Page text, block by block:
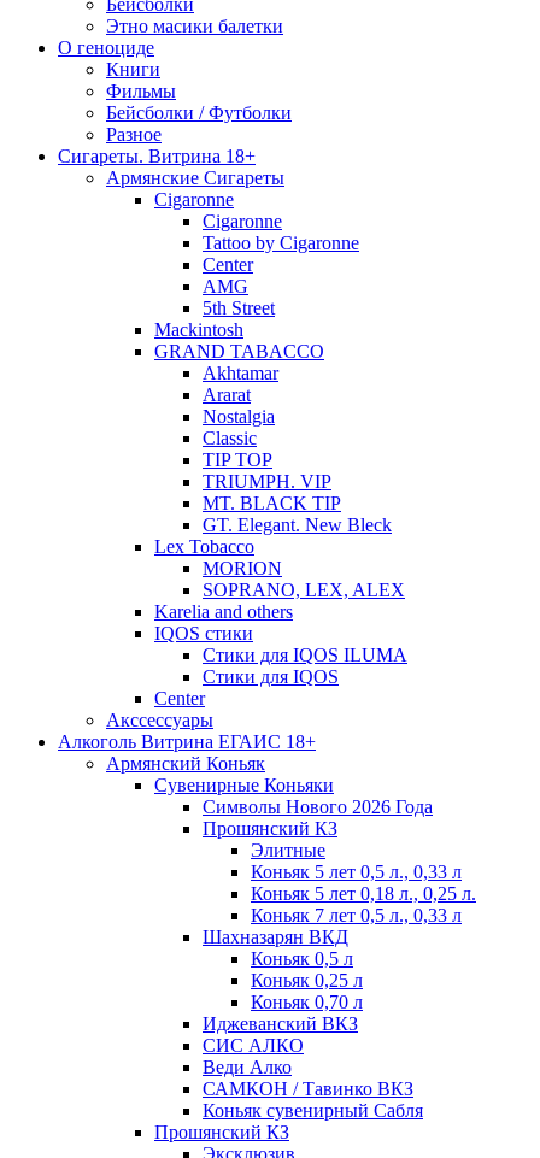
Бейсболки
Этно масики балетки
О геноциде
Книги
Фильмы
Бейсболки / Футболки
Разное
Сигареты. Витрина 18+
Армянские Сигареты
Cigaronne
Cigaronne
Tattoo by Cigaronne
Center
AMG
5th Street
Mackintosh
GRAND TABACCO
Akhtamar
Ararat
Nostalgia
Classic
TIP TOP
TRIUMPH. VIP
MT. BLACK TIP
GT. Elegant. New Bleck
Lex Tobacco
MORION
SOPRANO, LEX, ALEX
Karelia and others
IQOS стики
Стики для IQOS ILUMA
Стики для IQOS
Сenter
Акссессуары
Алкоголь Витрина ЕГАИС 18+
Армянский Коньяк
Сувенирные Коньяки
Символы Нового 2026 Года
Прошянский КЗ
Элитные
Коньяк 5 лет 0,5 л., 0,33 л
Коньяк 5 лет 0,18 л., 0,25 л.
Коньяк 7 лет 0,5 л., 0,33 л
Шахназарян ВКД
Коньяк 0,5 л
Коньяк 0,25 л
Коньяк 0,70 л
Иджеванский ВКЗ
СИС АЛКО
Веди Алко
САМКОН / Тавинко ВКЗ
Коньяк сувенирный Сабля
Прошянский КЗ
Эксклюзив